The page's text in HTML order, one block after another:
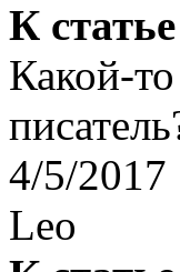
К статье
Какой-
4/5/2017
Leo